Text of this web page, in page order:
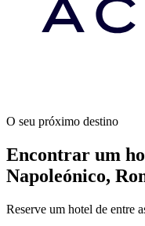
O seu próximo destino
Encontrar um
Napoleónico,
Reserve um hotel de entre